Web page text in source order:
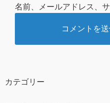
名前、メールアドレス、
カテゴリー